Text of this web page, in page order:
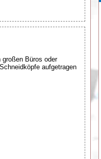
Büros oder
aufgetragen